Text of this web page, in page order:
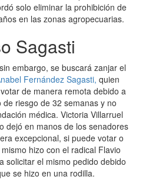
solo eliminar la prohibición de
en las zonas agropecuarias.
Sagasti
embargo, se buscará zanjar el
Fernández Sagasti, quien
de manera remota debido a
riesgo de 32 semanas y no
médica. Victoria Villarruel
dejó en manos de los senadores
excepcional, si puede votar o
hizo con el radical Flavio
solicitar el mismo pedido debido
se hizo en una rodilla.